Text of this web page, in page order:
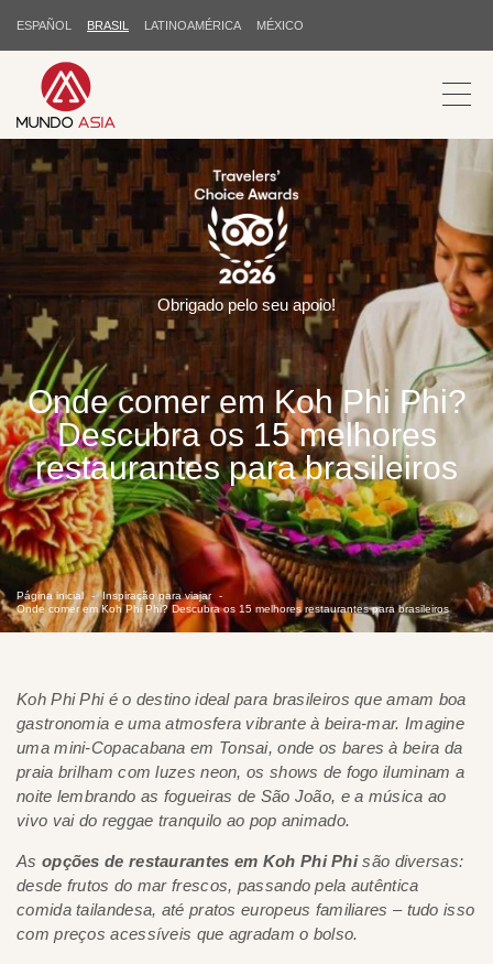
ESPAÑOL BRASIL LATINOAMÉRICA MÉXICO
Onde comer em Koh Phi Phi?
Descubra os 15 melhores
restaurantes para brasileiros
Página inicial
Inspiração para viajar
Onde comer em Koh Phi Phi? Descubra os 15 melhores restaurantes para brasileiros
Obrigado pelo seu apoio!
Koh Phi Phi é o destino ideal para brasileiros que amam boa
gastronomia e uma atmosfera vibrante à beira-mar. Imagine
uma mini-Copacabana em Tonsai, onde os bares à beira da
praia brilham com luzes neon, os shows de fogo iluminam a
noite lembrando as fogueiras de São João, e a música ao
vivo vai do reggae tranquilo ao pop animado.
As opções de restaurantes em Koh Phi Phisão diversas:
desde frutos do mar frescos, passando pela autêntica
comida tailandesa, até pratos europeus familiares – tudo isso
com preços acessíveis que agradam o bolso.